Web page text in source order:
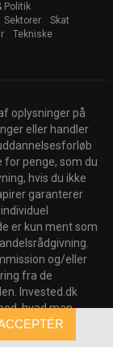
Politik
Sektorer
Skat
Tekniske
oplysninger på
eller handler
for penge, som du
hvis du ikke
garanterer
er kun ment som
og/eller
fra de
Invested.dk
hvad man
medier.
Back to top